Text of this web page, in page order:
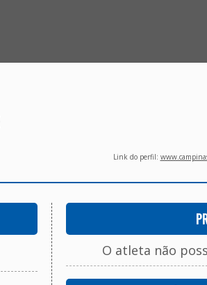
Link do perfil:
O atleta não